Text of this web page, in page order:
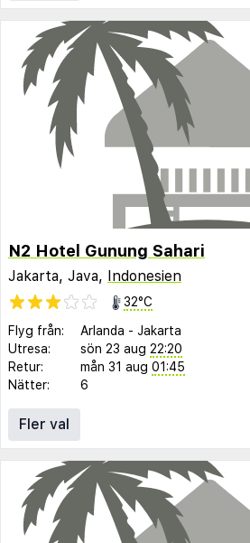
N2 Hotel Gunung Sahari
Jakarta, Java, Indonesien
32°C
Flyg från:
Arlanda - Jakarta
Utresa:
sön 23 aug 22:20
Retur:
mån 31 aug 01:45
Nätter:
6
Fler val